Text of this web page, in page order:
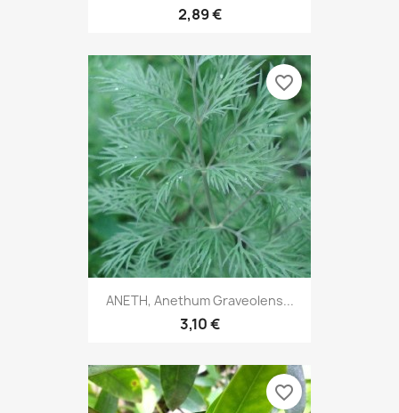
2,89 €
ANETH, Anethum Graveolens...
3,10 €
favorite_border
favorite_border